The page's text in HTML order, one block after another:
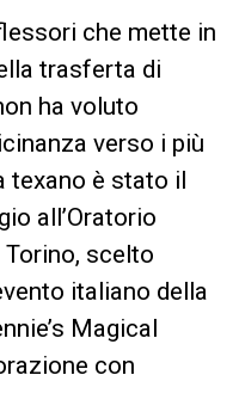
che mette in
trasferta di
ha voluto
verso i più
texano è stato il
all’Oratorio
scelto
italiano della
Magical
con